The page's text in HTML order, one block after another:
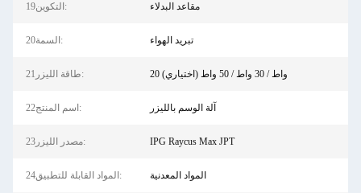
19التكوين: مقاعد البدلاء
20السمة: تبريد الهواء
21طاقة الليزر: 20 واط / 30 واط / 50 واط (اختياري)
22اسم المنتج: آلة الوسم بالليزر
23مصدر الليزر: IPG Raycus Max JPT
24المواد القابلة للتطبيق: المواد المعدنية